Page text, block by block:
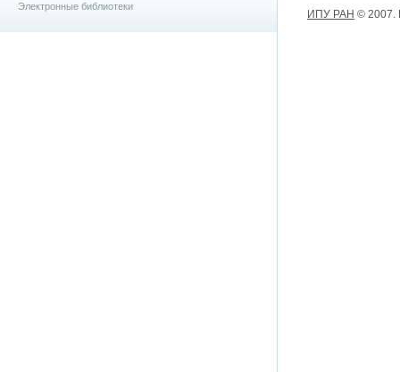
Электронные библиотеки
ИПУ РАН © 2007.